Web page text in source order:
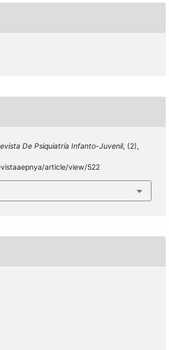
De Psiquiatría Infanto-Juvenil, (2),
article/view/522